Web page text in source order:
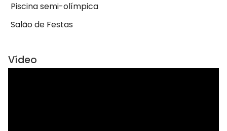
Piscina semi-olímpica
Salão de Festas
Vídeo